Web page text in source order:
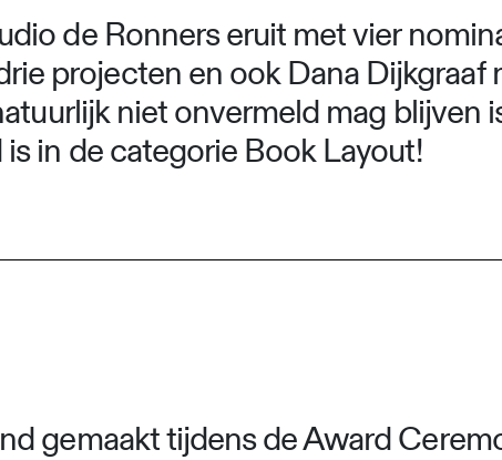
de Ronners eruit met vier
projecten en ook Dana Dijkgraaf
niet onvermeld mag blijven
in de categorie Book Layout!
gemaakt tijdens de Award